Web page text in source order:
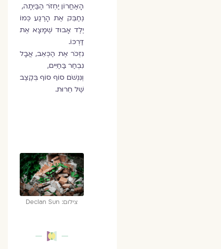
הָאַחֲרוֹן יַחְזֹר הַבַּיְתָה,
נְחַבֵּק אֶת הָרֶגַע כְּמוֹ
יֶלֶד אָבוּד שֶׁמָּצָא אֶת
דַּרְכּוֹ.
נִזְכֹּר אֶת הַכְּאֵב, אֲבָל
נִבְחַר בַּחַיִּים,
וְנִנְשֹׁם סוֹף סוֹף בְּקֶצֶב
שֶׁל חֵרוּת.
צילום: Declan Sun